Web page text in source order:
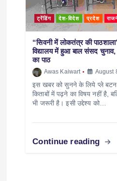
ट्रेंडिंग देश-विदेश प्रदेश
“सिवनी में लोकतंत्र की
विद्यालय में हुआ बाल संसद चुनाव,
का पाठ
Awas Kaiwart August
इस खबर को सुनने के लिये प्ले
किताबों में पढ़ने का विषय नहीं है,
भी जरूरी है। इसी उद्देश्य को…
Continue reading